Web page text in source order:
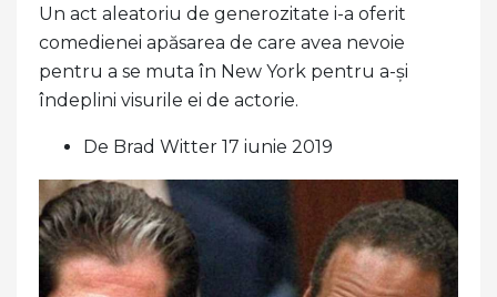
Un act aleatoriu de generozitate i-a oferit
comedienei apăsarea de care avea nevoie
pentru a se muta în New York pentru a-și
îndeplini visurile ei de actorie.
De Brad Witter 17 iunie 2019